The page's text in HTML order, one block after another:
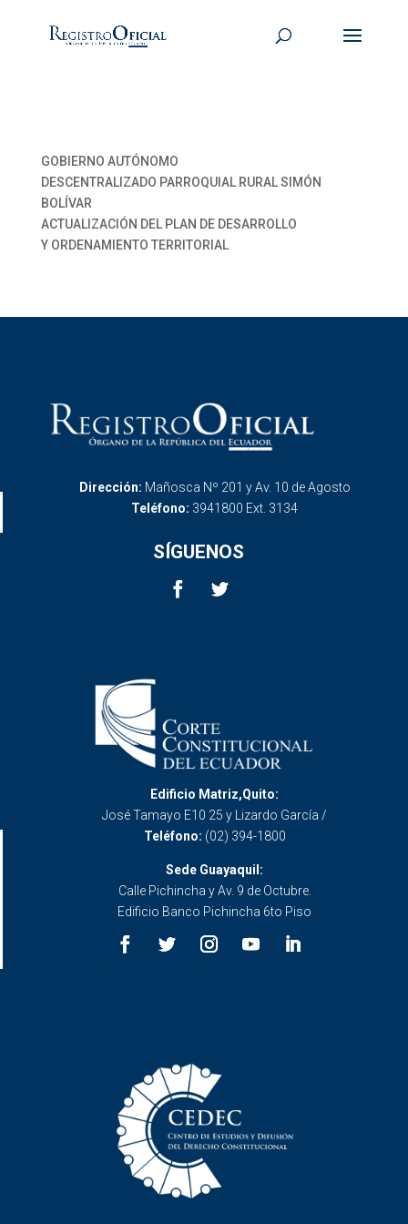
GOBIERNO AUTÓNOMO
DESCENTRALIZADO PARROQUIAL RURAL SIMÓN
BOLÍVAR
ACTUALIZACIÓN DEL PLAN DE DESARROLLO
Y ORDENAMIENTO TERRITORIAL
Dirección: Mañosca Nº 201 y Av. 10 de Agosto
Teléfono: 3941800 Ext. 3134
SÍGUENOS
Edificio Matriz,Quito:
José Tamayo E10 25 y Lizardo García /
Teléfono: (02) 394-1800
Sede Guayaquil:
Calle Pichincha y Av. 9 de Octubre.
Edificio Banco Pichincha 6to Piso